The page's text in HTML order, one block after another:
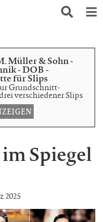
Müller & Sohn -
- DOB -
für Slips
Grundschnitt-
verschiedener Slips
Spiegel
2025